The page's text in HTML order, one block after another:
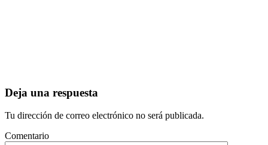
Deja una respuesta
Tu dirección de correo electrónico no será publicada.
Comentario